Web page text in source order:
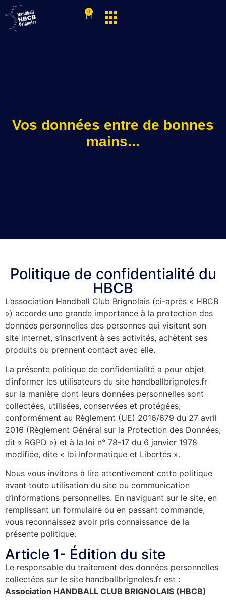
0
Vos données entre de bonnes
mains...
Politique de confidentialité du
HBCB
L’association Handball Club Brignolais (ci-après « HBCB
») accorde une grande importance à la protection des
données personnelles des personnes qui visitent son
site internet, s’inscrivent à ses activités, achètent ses
produits ou prennent contact avec elle.
La présente politique de confidentialité a pour objet
d’informer les utilisateurs du site handballbrignoles.fr
sur la manière dont leurs données personnelles sont
collectées, utilisées, conservées et protégées,
conformément au Règlement (UE) 2016/679 du 27 avril
2016 (Règlement Général sur la Protection des Données,
dit « RGPD ») et à la loi n° 78-17 du 6 janvier 1978
modifiée, dite « loi Informatique et Libertés ».
Nous vous invitons à lire attentivement cette politique
avant toute utilisation du site ou communication
d’informations personnelles. En naviguant sur le site, en
remplissant un formulaire ou en passant commande,
vous reconnaissez avoir pris connaissance de la
présente politique.
Article 1- Édition du site
Le responsable du traitement des données personnelles
collectées sur le site handballbrignoles.fr est :
Association HANDBALL CLUB BRIGNOLAIS (HBCB)